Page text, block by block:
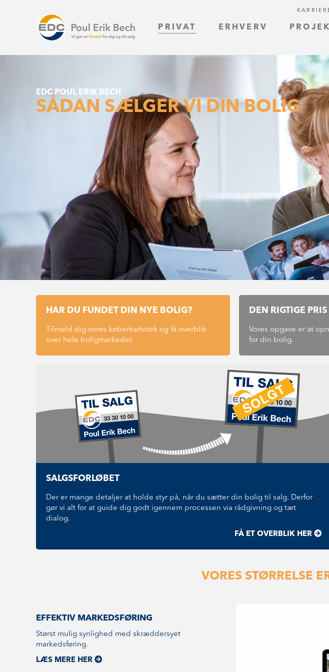
PRIVAT ERHVERV
EDC POUL ERIK BECH
SÅDAN SÆLGER VI DIN BOLIG
HAR DU FUNDET DIN NYE BOLIG?
Tilmeld dig vores køberkartotek og få overblik
over hele boligmarkedet.
DEN RIGTIGE PRIS
Vores opgave er at
for din bolig.
SALGSFORLØBET
Der er mange detaljer at holde styr på, når du sætter din bolig til salg. Derfor
gør vi alt for at guide dig godt igennem processen via rådgivning og tæt
dialog.
FÅ ET OVERBLIK HER
VORES STØRRELSE
EFFEKTIV MARKEDSFØRING
Størst mulig synlighed med skræddersyet
markedsføring.
LÆS MERE HER